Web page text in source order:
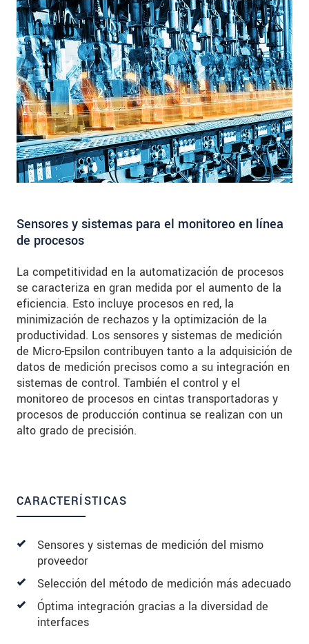
Sensores y sistemas para el monitoreo en línea
de procesos
La competitividad en la automatización de procesos
se caracteriza en gran medida por el aumento de la
eficiencia. Esto incluye procesos en red, la
minimización de rechazos y la optimización de la
productividad. Los sensores y sistemas de medición
de Micro-Epsilon contribuyen tanto a la adquisición de
datos de medición precisos como a su integración en
sistemas de control. También el control y el
monitoreo de procesos en cintas transportadoras y
procesos de producción continua se realizan con un
alto grado de precisión.
CARACTERÍSTICAS
Sensores y sistemas de medición del mismo
proveedor
Selección del método de medición más adecuado
Óptima integración gracias a la diversidad de
interfaces